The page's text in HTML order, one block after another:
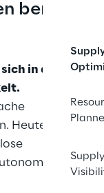
bereit
in den
Heute